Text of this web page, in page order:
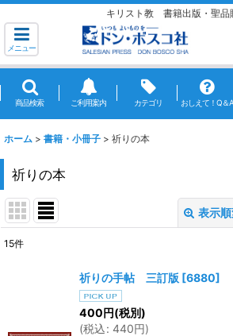
キリスト教 書籍出版・聖品
メニュー
商品検索 ご利用案内 カテゴリ おしえて！Q＆A
ホーム > 書籍・小冊子 > 祈りの本
祈りの本
表示
15件
祈りの手帖 三訂版 [6880]
400円(税別)
(税込: 440円)